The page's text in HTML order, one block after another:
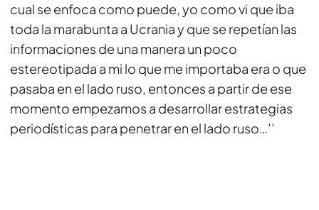
cual se enfoca como puede, yo como vi que iba
toda la marabunta a Ucrania y que se repetían las
informaciones de una manera un poco
estereotipada a mi lo que me importaba era o que
pasaba en el lado ruso, entonces a partir de ese
momento empezamos a desarrollar estrategias
periodísticas para penetrar en el lado ruso…’’